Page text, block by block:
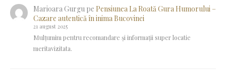
Marioara Gurgupe Pensiunea La Roată Gura Humorului –
Cazare autentică în inima Bucovinei
21 august 2025
Mulțumim pentru recomandare și informații super locatie
meritavizitata.